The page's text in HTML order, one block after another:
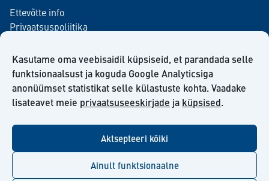
Kasutame oma veebisaidil küpsiseid, et parandada selle
funktsionaalsust ja koguda Google Analyticsiga
anonüümset statistikat selle külastuste kohta. Vaadake
lisateavet meie privaatsuseeskirjade ja küpsised.
Aktsepteeri kõiki
Ainult funktsionaalne
Ettevõtte info
Privaatsuspoliitika
Meediale
Telli meie uudiskiri
Kiilto Eesti OÜ müügilepingu tingimused
youtube